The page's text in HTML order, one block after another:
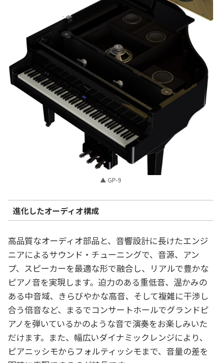
▲ GP-9
進化したオーディオ構成
高品質なオーディオ部品と、音響設計に長けたエンジ
ニアによるサウンド・チューニングで、音源、アン
プ、スピーカーを最適な形で融合し、リアルで豊かな
ピアノ音を実現します。迫力のある重低音、温かみの
ある中音域、きらびやかな高音、そして複雑に干渉し
合う倍音など、まるでコンサートホールでグランドピ
アノを弾いているかのような音で演奏をお楽しみいた
だけます。また、幅広いダイナミックレンジにより、
ピアニッシモからフォルティッシモまで、音量の差を